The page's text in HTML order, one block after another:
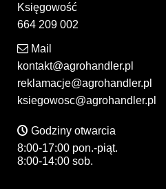
Księgowość
664 209 002
Mail
kontakt@agrohandler.pl
reklamacje@agrohandler.pl
ksiegowosc@agrohandler.pl
Godziny otwarcia
8:00-17:00 pon.-piąt.
8:00-14:00 sob.